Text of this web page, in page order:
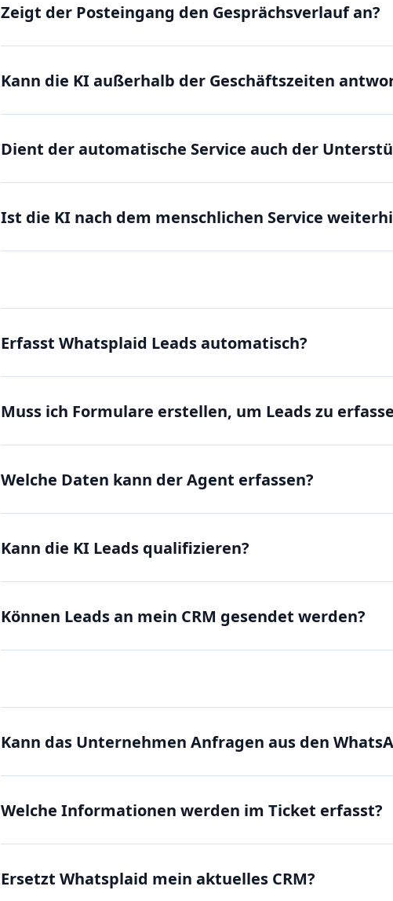
Zeigt der Posteingang den Gesprächsverlauf an?
Kann die KI außerhalb der Geschäftszeiten
Dient der automatische Service auch der
Ist die KI nach dem menschlichen Service
Erfasst Whatsplaid Leads automatisch?
Muss ich Formulare erstellen, um Leads zu
Welche Daten kann der Agent erfassen?
Kann die KI Leads qualifizieren?
Können Leads an mein CRM gesendet werden?
Kann das Unternehmen Anfragen aus den
Welche Informationen werden im Ticket erfasst?
Ersetzt Whatsplaid mein aktuelles CRM?